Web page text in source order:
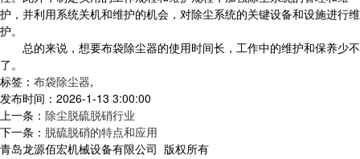
护，并利用系统关机和维护的机会，对除尘系统的关键设备和设施进行维
护。
总的来说，想要布袋除尘器的使用时间长，工作中的维护和保养少不
了。
标签： 布袋除尘器,
发布时间：2026-1-13 3:00:00
上一条： 除尘脱硫脱硝行业
下一条： 脱硫脱硝的特点和应用
青岛龙源佰宏机械设备有限公司 版权所有